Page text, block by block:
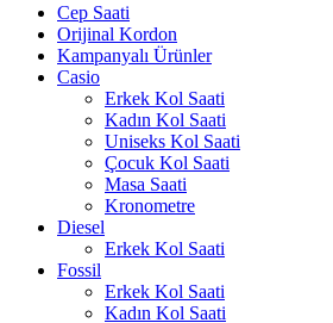
Cep Saati
Orijinal Kordon
Kampanyalı Ürünler
Casio
Erkek Kol Saati
Kadın Kol Saati
Uniseks Kol Saati
Çocuk Kol Saati
Masa Saati
Kronometre
Diesel
Erkek Kol Saati
Fossil
Erkek Kol Saati
Kadın Kol Saati